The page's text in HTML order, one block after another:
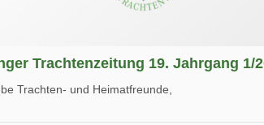
Trachtenzeitung 19. Jahrgang 1/
Trachten- und Heimatfreunde,